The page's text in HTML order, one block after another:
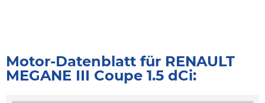
Motor-Datenblatt für RENAULT
MEGANE III Coupe 1.5 dCi: